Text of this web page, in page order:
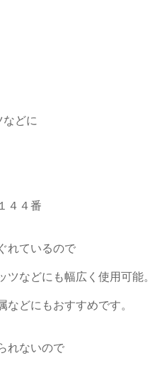
どに
４４番
れているので
などにも幅広く使用可能。
どにもおすすめです。
れないので